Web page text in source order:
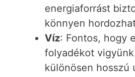
energiaforrást
könnyen
Víz: Fontos, hogy
folyadékot
különösen hosszú